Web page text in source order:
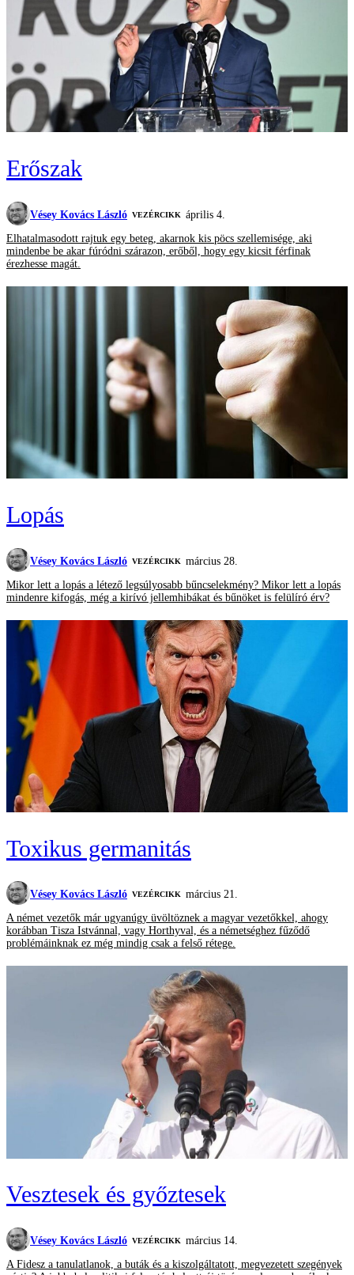
Erőszak
Vésey Kovács László VEZÉRCIKK
április 4.
Elhatalmasodott rajtuk egy beteg, akarnok kis pöcs szellemisége, aki
mindenbe be akar fúródni szárazon, erőből, hogy egy kicsit férfinak
érezhesse magát.
Lopás
Vésey Kovács László VEZÉRCIKK
március 28.
Mikor lett a lopás a létező legsúlyosabb bűncselekmény? Mikor lett a lopás
mindenre kifogás, még a kirívó jellemhibákat és bűnöket is felülíró érv?
Toxikus germanitás
Vésey Kovács László VEZÉRCIKK március 21.
A német vezetők már ugyanúgy üvöltöznek a magyar vezetőkkel, ahogy
korábban Tisza Istvánnal, vagy Horthyval, és a németséghez fűződő
problémáinknak ez még mindig csak a felső rétege.
Vesztesek és győztesek
Vésey Kovács László VEZÉRCIKK március 14.
A Fidesz a tanulatlanok, a buták és a kiszolgáltatott, megvezetett szegények